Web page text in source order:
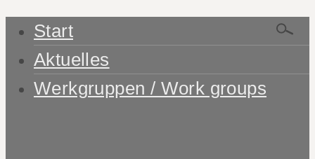
Start
Aktuelles
Werkgruppen / Work groups